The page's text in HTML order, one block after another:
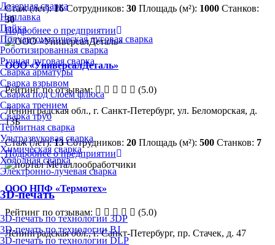
Лазерная сварка
Наплавка
Пайка
Полуавтоматическая дуговая сварка
Роботизированная сварка
Ручная дуговая сварка
Сварка арматуры
Сварка взрывом
Сварка под слоем флюса
Сварка трением
Сварка труб
Термитная сварка
Ультразвуковая сварка
Химическая сварка
Холодная сварка
Электронно-лучевая сварка
3D-печать
3D-печать по технологии 3DP
3D-печать по технологии BJ
3D-печать по технологии DLP
Стаж (лет):16 Сотрудников: 30 Площадь (м²): 1000 Станков:
30
Подробнее о предприятии
ООО «УниверсалДеталь»
Рейтинг по отзывам:
(5.0)
Ленинградская обл., г. Санкт-Петербург, ул. Беломорская, д.
13Б
Стаж (лет):13 Сотрудников: 20 Площадь (м²): 500 Станков: 7
Подробнее о предприятии
ООО НПФ «Термотех»
Рейтинг по отзывам:
(5.0)
Ленинградская обл., г. Санкт-Петербург, пр. Стачек, д. 47